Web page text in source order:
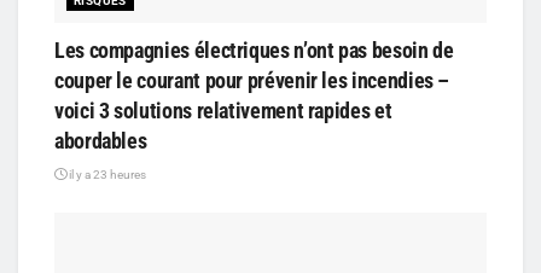
Les compagnies électriques n’ont pas besoin de
couper le courant pour prévenir les incendies –
voici 3 solutions relativement rapides et
abordables
il y a 23 heures